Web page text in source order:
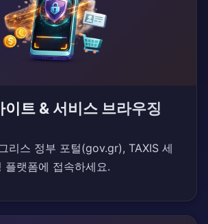
이트 & 서비스 브라우징
리스 정부 포털(gov.gr), TAXIS 세
플랫폼에 접속하세요.